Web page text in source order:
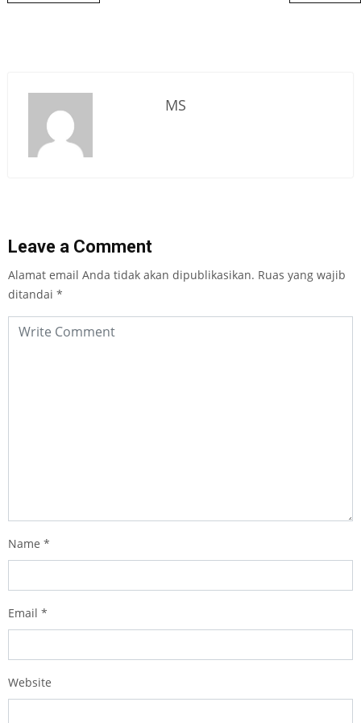
MS
Leave a Comment
Alamat email Anda tidak akan dipublikasikan. Ruas yang wajib
ditandai *
Name *
Email *
Website